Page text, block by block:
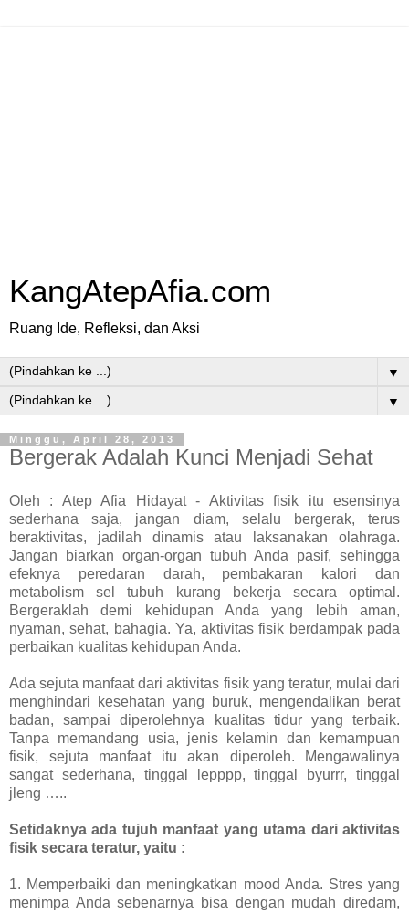
KangAtepAfia.com
Ruang Ide, Refleksi, dan Aksi
▼
▼
Minggu, April 28, 2013
Bergerak Adalah Kunci Menjadi Sehat
Oleh : Atep Afia Hidayat - Aktivitas fisik itu esensinya
sederhana saja, jangan diam, selalu bergerak, terus
beraktivitas, jadilah dinamis atau laksanakan olahraga.
Jangan biarkan organ-organ tubuh Anda pasif, sehingga
efeknya peredaran darah, pembakaran kalori dan
metabolism sel tubuh kurang bekerja secara optimal.
Bergeraklah demi kehidupan Anda yang lebih aman,
nyaman, sehat, bahagia. Ya, aktivitas fisik berdampak pada
perbaikan kualitas kehidupan Anda.
Ada sejuta manfaat dari aktivitas fisik yang teratur, mulai dari
menghindari kesehatan yang buruk, mengendalikan berat
badan, sampai diperolehnya kualitas tidur yang terbaik.
Tanpa memandang usia, jenis kelamin dan kemampuan
fisik, sejuta manfaat itu akan diperoleh. Mengawalinya
sangat sederhana, tinggal lepppp, tinggal byurrr, tinggal
jleng …..
Setidaknya ada tujuh manfaat yang utama dari aktivitas
fisik secara teratur, yaitu :
1. Memperbaiki dan meningkatkan mood Anda. Stres yang
menimpa Anda sebenarnya bisa dengan mudah diredam,